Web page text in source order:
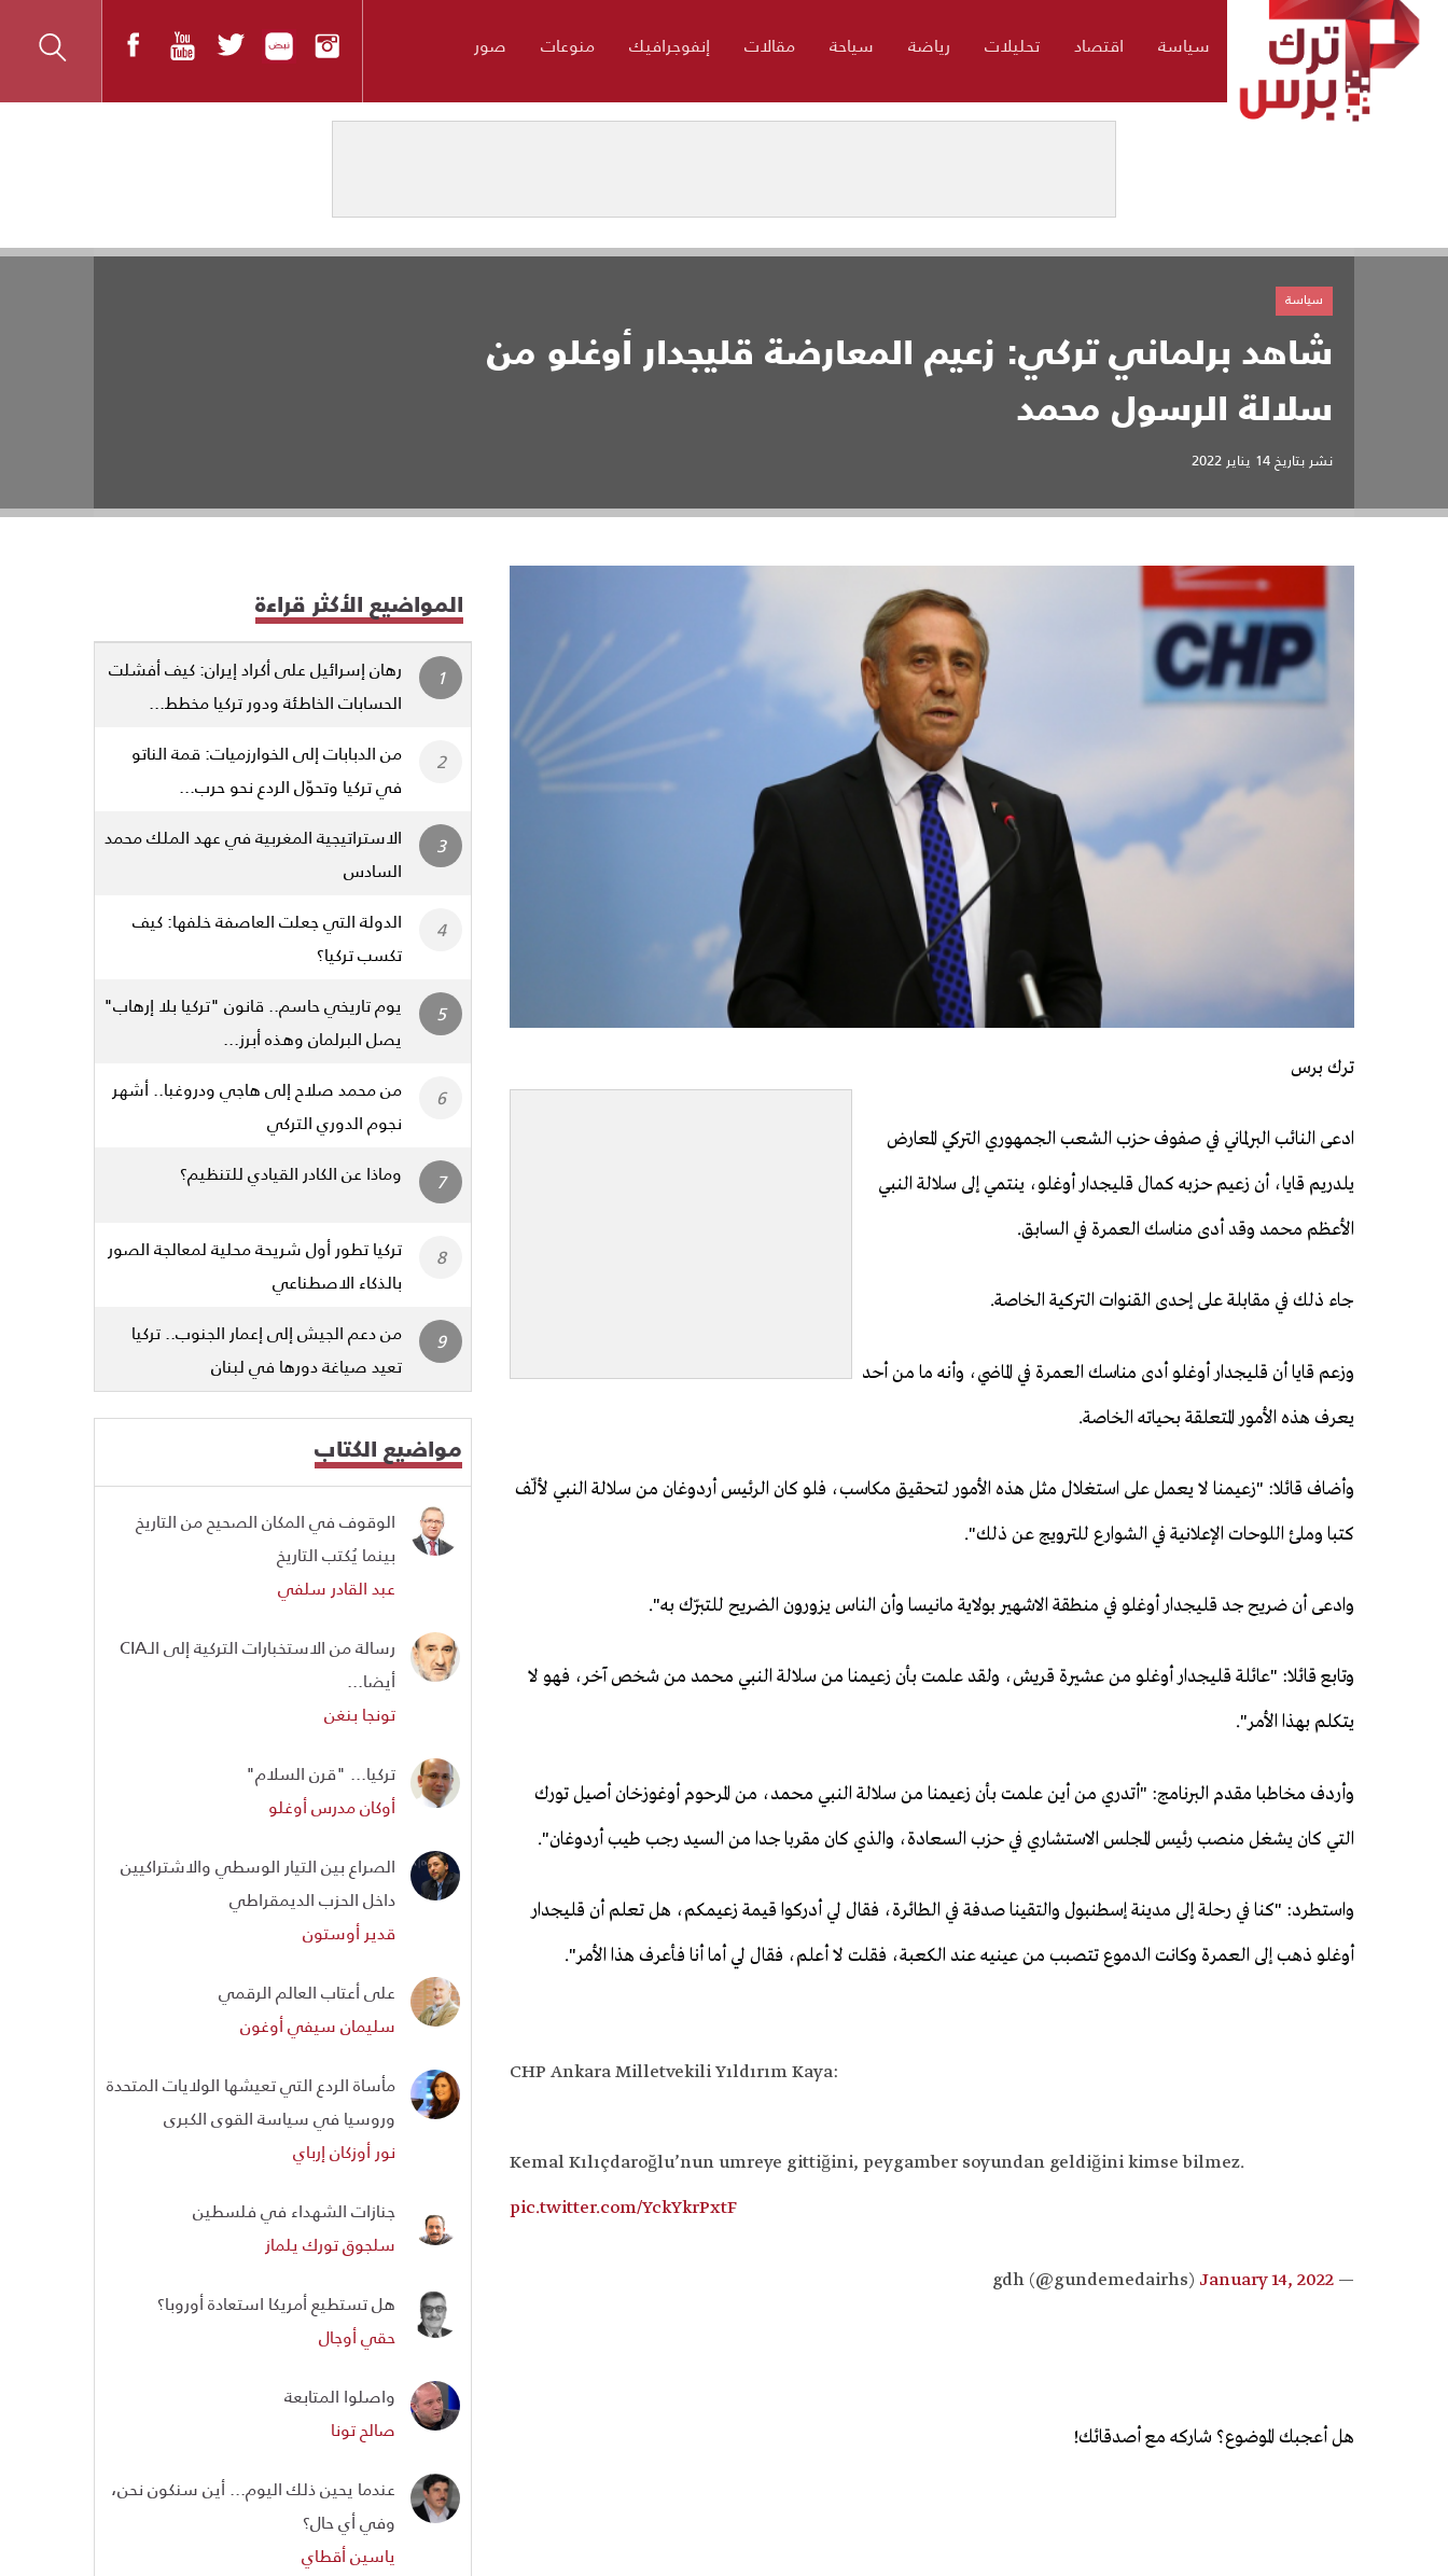
سياسة اقتصاد تحليلات رياضة سياحة مقالات إنفوجرافيك منوعات صور
شاهد برلماني تركي: زعيم المعارضة قليجدار أوغلو من
سلالة الرسول محمد
نشر بتاريخ14 يناير 2022
سياسة
ترك برس
ادعى النائب البرلماني في صفوف حزب الشعب الجمهوري التركي المعارض
يلدريم قايا، أن زعيم حزبه كمال قليجدار أوغلو، ينتمي إلى سلالة النبي
الأعظم محمد وقد أدى مناسك العمرة في السابق.
جاء ذلك في مقابلة على إحدى القنوات التركية الخاصة.
وزعم قايا أن قليجدار أوغلو أدى مناسك العمرة في الماضي، وأنه ما من أحد
يعرف هذه الأمور المتعلقة بحياته الخاصة.
وأضاف قائلا: "زعيمنا لا يعمل على استغلال مثل هذه الأمور لتحقيق مكاسب، فلو كان الرئيس أردوغان من سلالة النبي لألّف
كتبا وملئ اللوحات الإعلانية في الشوارع للترويج عن ذلك".
وادعى أن ضريح جد قليجدار أوغلو في منطقة الاشهير بولاية مانيسا وأن الناس يزورون الضريح للتبرّك به".
وتابع قائلا: "عائلة قليجدار أوغلو من عشيرة قريش، ولقد علمت بأن زعيمنا من سلالة النبي محمد من شخص آخر، فهو لا
يتكلم بهذا الأمر".
وأردف مخاطبا مقدم البرنامج: "أتدري من أين علمت بأن زعيمنا من سلالة النبي محمد، من المرحوم أوغوزخان أصيل تورك
التي كان يشغل منصب رئيس المجلس الاستشاري في حزب السعادة، والذي كان مقربا جدا من السيد رجب طيب أردوغان".
واستطرد: "كنا في رحلة إلى مدينة إسطنبول والتقينا صدفة في الطائرة، فقال لي أدركوا قيمة زعيمكم، هل تعلم أن قليجدار
أوغلو ذهب إلى العمرة وكانت الدموع تتصبب من عينيه عند الكعبة، فقلت لا أعلم، فقال لي أما أنا فأعرف هذا الأمر".
CHP Ankara Milletvekili Yıldırım Kaya:
Kemal Kılıçdaroğlu’nun umreye gittiğini, peygamber soyundan geldiğini kimse bilmez.
pic.twitter.com/YckYkrPxtF
— gdh (@gundemedairhs)
January 14, 2022
هل أعجبك الموضوع؟ شاركه مع أصدقائك!
المواضيع الأكثر قراءة
رهان إسرائيل على أكراد إيران: كيف أفشلت
الحسابات الخاطئة ودور تركيا مخطط...
من الدبابات إلى الخوارزميات: قمة الناتو
في تركيا وتحوّل الردع نحو حرب...
الاستراتيجية المغربية في عهد الملك محمد
السادس
الدولة التي جعلت العاصفة خلفها: كيف
تكسب تركيا؟
يوم تاريخي حاسم.. قانون "تركيا بلا إرهاب"
يصل البرلمان وهذه أبرز...
من محمد صلاح إلى هاجي ودروغبا.. أشهر
نجوم الدوري التركي
وماذا عن الكادر القيادي للتنظيم؟
تركيا تطور أول شريحة محلية لمعالجة الصور
بالذكاء الاصطناعي
من دعم الجيش إلى إعمار الجنوب.. تركيا
تعيد صياغة دورها في لبنان
مواضيع الكتاب
الوقوف في المكان الصحيح من التاريخ
بينما يُكتب التاريخ
عبد القادر سلفي
رسالة من الاستخبارات التركية إلى الـCIA
أيضا...
تونجا بنغن
تركيا... "قرن السلام"
أوكان مدرس أوغلو
الصراع بين التيار الوسطي والاشتراكيين
داخل الحزب الديمقراطي
قدير أوستون
على أعتاب العالم الرقمي
سليمان سيفي أوغون
مأساة الردع التي تعيشها الولايات المتحدة
وروسيا في سياسة القوى الكبرى
نور أوزكان إرباي
جنازات الشهداء في فلسطين
سلجوق تورك يلماز
هل تستطيع أمريكا استعادة أوروبا؟
حقي أوجال
واصلوا المتابعة
صالح تونا
عندما يحين ذلك اليوم... أين سنكون نحن،
وفي أي حال؟
ياسين أقطاي